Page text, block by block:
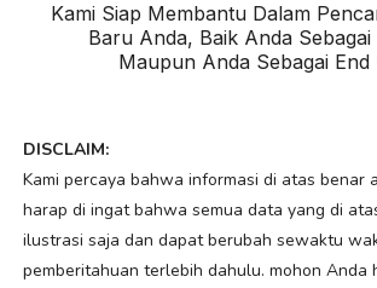
Kami Siap Membantu Dalam
Baru Anda, Baik Anda
Maupun Anda Sebagai End
DISCLAIM:
Kami percaya bahwa informasi di atas benar
harap di ingat bahwa semua data yang di
ilustrasi saja dan dapat berubah sewaktu
pemberitahuan terlebih dahulu. mohon Anda